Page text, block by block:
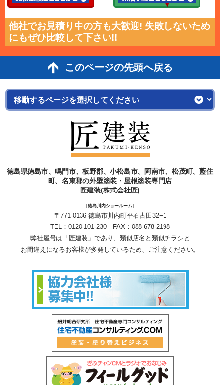
他社でお見積り中の方も大歓迎! 失敗しないため
にもぜひ比較して下さい!!
このページの先頭へ戻る
徳島県徳島市、鳴門市、板野郡、小松島市、阿南市、松茂町、藍住
町、名東郡の外壁塗装・屋根塗装専門店
匠建装(株式会社匠)
[徳島川内ショールーム]
〒771-0136 徳島市川内町平石古田32−1
TEL： 0120-101-230 FAX：088-678-2198
弊社屋号は「匠建装」であり、類似店名と類似チラシと
お間違えになるお客様が多発しているため、ご注意ください。